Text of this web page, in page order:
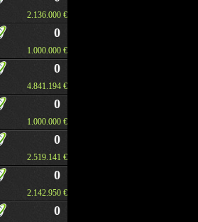
2.136.000 €
0
1.000.000 €
0
4.841.194 €
0
1.000.000 €
0
2.519.141 €
0
2.142.950 €
0